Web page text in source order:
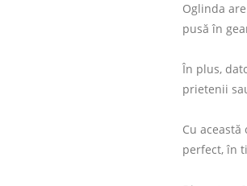
Oglinda
pusă în
În plus,
prietenii
Cu
perfect, în